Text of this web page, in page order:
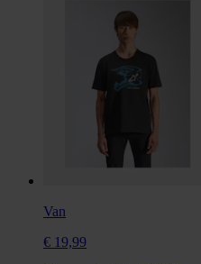
Van
€ 19,99